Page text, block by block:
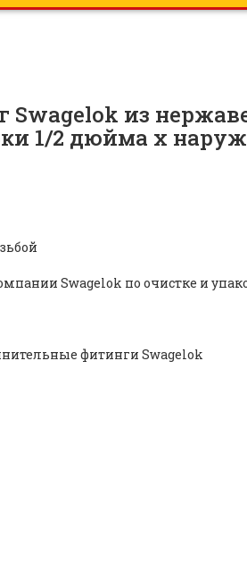
из
1/2 дюйма x
Swagelok по очистке и
фитинги Swagelok